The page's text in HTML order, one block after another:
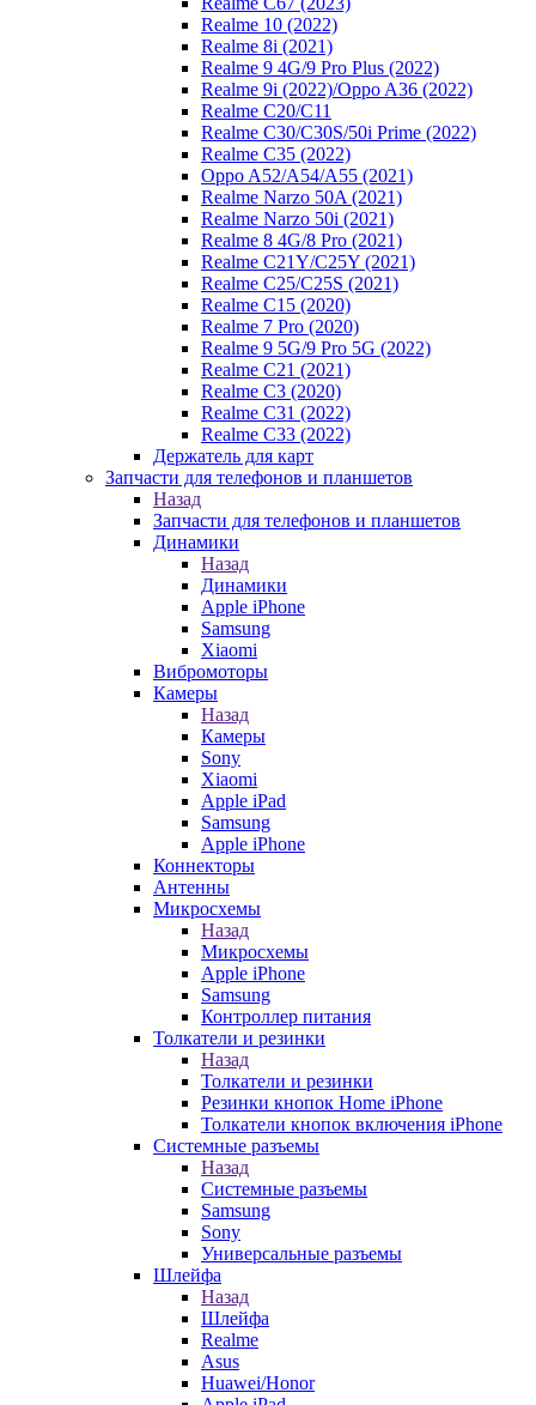
Realme 10 (2022)
Realme 8i (2021)
Realme 9 4G/9 Pro Plus (2022)
Realme 9i (2022)/Oppo A36 (2022)
Realme C20/C11
Realme C30/C30S/50i Prime (2022)
Realme C35 (2022)
Oppo A52/A54/A55 (2021)
Realme Narzo 50A (2021)
Realme Narzo 50i (2021)
Realme 8 4G/8 Pro (2021)
Realme C21Y/C25Y (2021)
Realme C25/C25S (2021)
Realme C15 (2020)
Realme 7 Pro (2020)
Realme 9 5G/9 Pro 5G (2022)
Realme C21 (2021)
Realme C3 (2020)
Realme C31 (2022)
Realme C33 (2022)
Держатель для карт
Запчасти для телефонов и планшетов
Назад
Запчасти для телефонов и планшетов
Динамики
Назад
Динамики
Apple iPhone
Samsung
Xiaomi
Вибромоторы
Камеры
Назад
Камеры
Sony
Xiaomi
Apple iPad
Samsung
Apple iPhone
Коннекторы
Антенны
Микросхемы
Назад
Микросхемы
Apple iPhone
Samsung
Контроллер питания
Толкатели и резинки
Назад
Толкатели и резинки
Резинки кнопок Home iPhone
Толкатели кнопок включения iPhone
Системные разъемы
Назад
Системные разъемы
Samsung
Sony
Универсальные разъемы
Шлейфа
Назад
Шлейфа
Realme
Asus
Huawei/Honor